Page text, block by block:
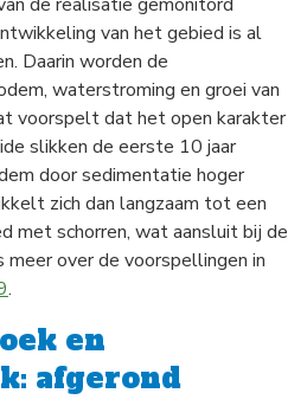
van het gebied is al
Daarin worden de
waterstroming en groei van
voorspelt dat het open karakter
slikken de eerste 10 jaar
door sedimentatie hoger
zich dan langzaam tot een
met schorren, wat aansluit bij de
over de voorspellingen in
.
en
afgerond